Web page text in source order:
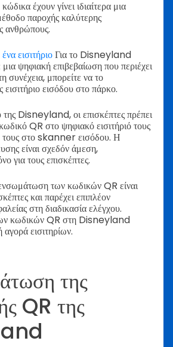
έχουν γίνει ιδιαίτερα μια
παροχής καλύτερης
ανθρώπους.
εισιτήριοΓια το Disneyland
ψηφιακή επιβεβαίωση που περιέχει
συνέχεια, μπορείτε να το
εισόδου στο πάρκο.
της Disneyland, οι επισκέπτες πρέπει
QR στο ψηφιακό εισιτήριό τους
στο skanner εισόδου. Η
είναι σχεδόν άμεση,
για τους επισκέπτες.
των κωδικών QR είναι
και παρέχει επιπλέον
στη διαδικασία ελέγχου.
κωδικών QR στη Disneyland
εισιτηρίων.
της
QR της